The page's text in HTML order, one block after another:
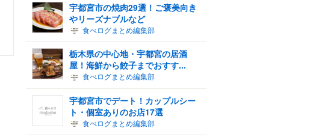
宇都宮市の焼肉29選！ご褒美向き
やリーズナブルなど
食べログまとめ編集部
栃木県の中心地・宇都宮の居酒
屋！海鮮から餃子までおすす...
食べログまとめ編集部
宇都宮市でデート！カップルシー
ト・個室ありのお店17選
食べログまとめ編集部